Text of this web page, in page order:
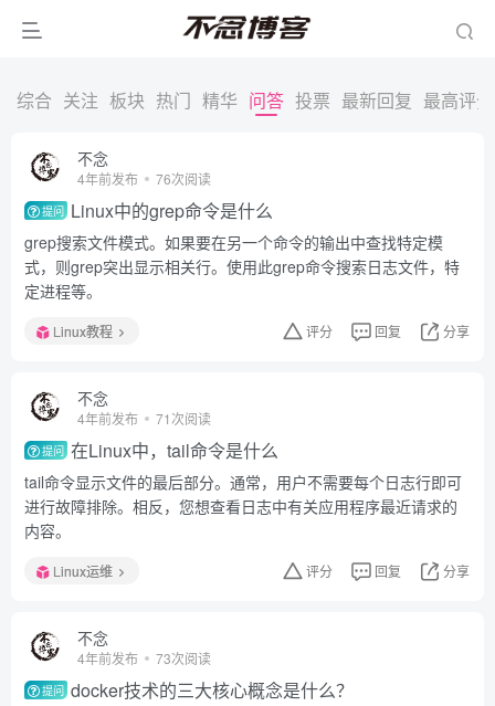
综合 关注 板块 热门 精华 问答 投票 最新回复 最高评分
不念
4年前发布 76次阅读
提问 Linux中的grep命令是什么
grep搜索文件模式。如果要在另一个命令的输出中查找特定模
式，则grep突出显示相关行。使用此grep命令搜索日志文件，特
定进程等。
Linux教程 评分 回复 分享
不念
4年前发布 71次阅读
提问 在Linux中，tail命令是什么
tail命令显示文件的最后部分。通常，用户不需要每个日志行即可
进行故障排除。相反，您想查看日志中有关应用程序最近请求的
内容。
Linux运维 评分 回复 分享
不念
4年前发布 73次阅读
提问 docker技术的三大核心概念是什么？